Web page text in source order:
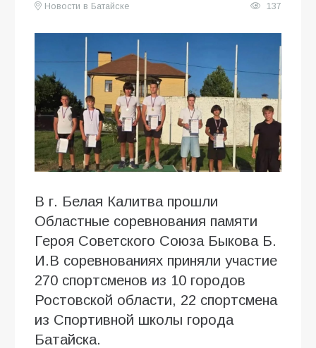
Новости в Батайске
137
В г. Белая Калитва прошли
Областные соревнования памяти
Героя Советского Союза Быкова Б.
И.В соревнованиях приняли участие
270 спортсменов из 10 городов
Ростовской области, 22 спортсмена
из Спортивной школы города
Батайска.